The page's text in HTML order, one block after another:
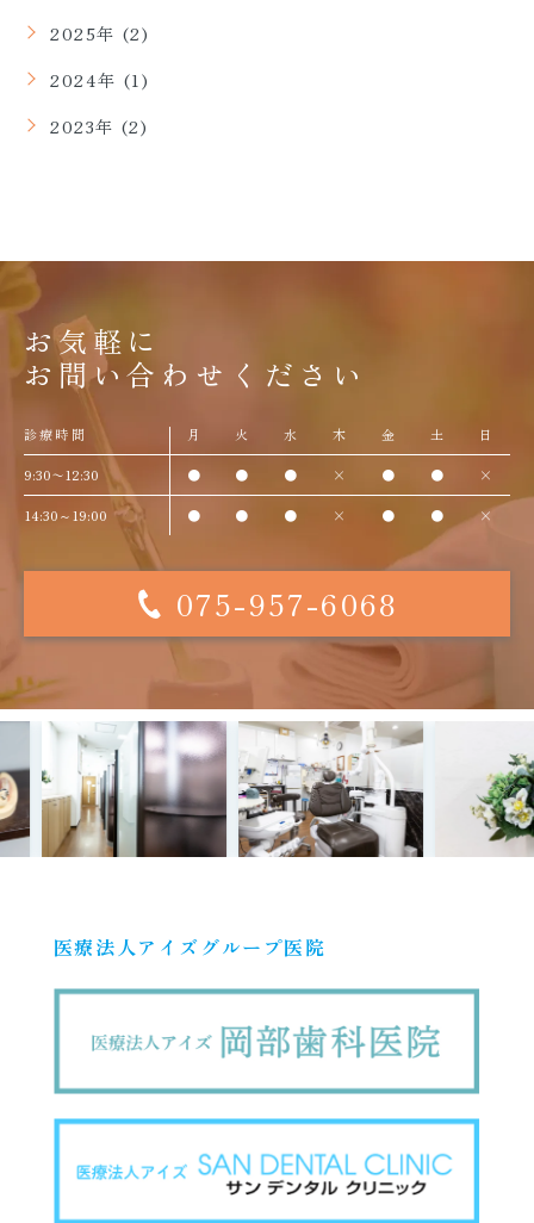
2025年 (2)
2024年 (1)
2023年 (2)
お気軽に
お問い合わせください
診療時間 月 火 水 木 金 土 日
9:30〜12:30 ● ● ● × ● ● ×
14:30～19:00 ● ● ● × ● ● ×
075-957-6068
医療法人アイズグループ医院